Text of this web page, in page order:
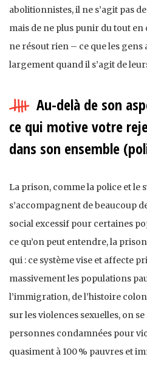
abolitionnistes, il ne s’agit pas
mais de ne plus punir du tout
ne résout rien – ce que les
largement quand il s’agit de
Au-delà de son
ce qui motive votre
dans son ensemble
La prison, comme la police et le
s’accompagnent de beaucoup
social excessif pour certaines
ce qu’on peut entendre, la
qui : ce système vise et affecte
massivement les populations
l’immigration, de l’histoire
sur les violences sexuelles, on
personnes condamnées pour
quasiment à 100 % pauvres et